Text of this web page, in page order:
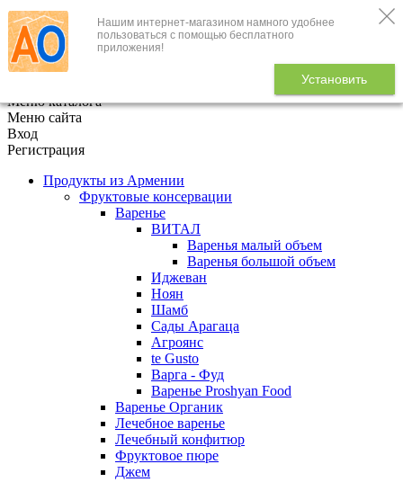
Нашим интернет-магазином намного удобнее
пользоваться с помощью бесплатного
приложения!
Установить
+7 (495) 646-888-1
В корзине
Меню каталога
Меню сайта
Вход
Регистрация
Продукты из Армении
Фруктовые консервации
Варенье
ВИТАЛ
Варенья малый объем
Варенья большой объем
Иджеван
Ноян
Шамб
Сады Арагаца
Агроянс
te Gusto
Варга - Фуд
Варенье Proshyan Food
Варенье Органик
Лечебное варенье
Лечебный конфитюр
Фруктовое пюре
Джем